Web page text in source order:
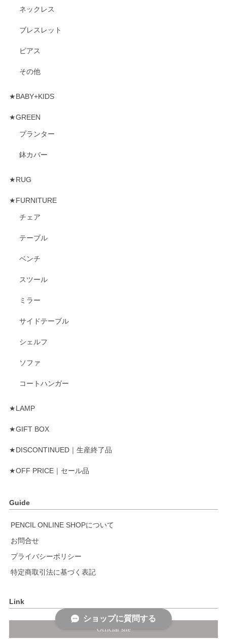
ネックレス
ブレスレット
ピアス
その他
★BABY+KIDS
★GREEN
プランター
鉢カバー
★RUG
★FURNITURE
チェア
テーブル
ベンチ
スツール
ミラー
サイドテーブル
シェルフ
ソファ
コートハンガー
★LAMP
★GIFT BOX
★DISCONTINUED｜生産終了品
★OFF PRICE｜セール品
Guide
PENCIL ONLINE SHOPについて
お問合せ
プライバシーポリシー
特定商取引法に基づく表記
Link
Official site
ショップに質問する